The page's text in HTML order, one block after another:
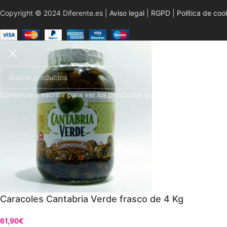
Copyright © 2024 Diferente.es | Aviso legal RGPD Política de
Comienza a escribir para ver los productos que estás buscando.
Caracoles Cantabria Verde frasco de 4 Kg
61,90€